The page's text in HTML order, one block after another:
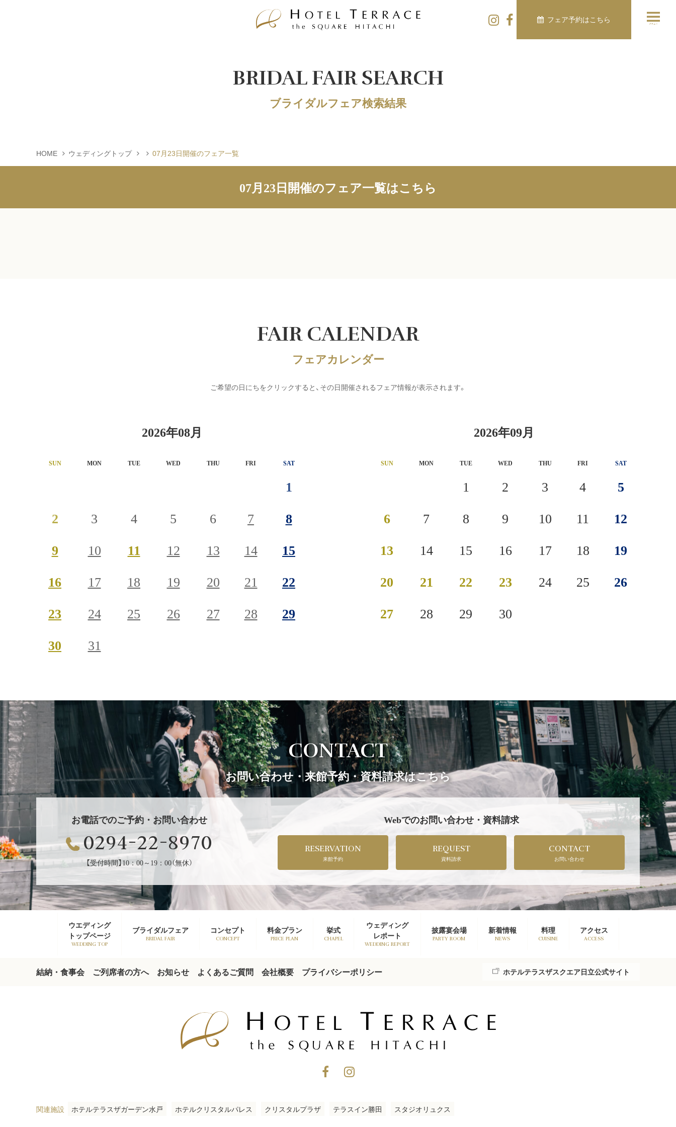
フェア予約はこちら
BRIDAL FAIR SEARCH
ブライダルフェア検索結果
HOME ウェディングトップ 07月23日開催のフェア一覧
07月23日開催のフェア一覧はこちら
FAIR CALENDAR
フェアカレンダー
ご希望の日にちをクリックすると、その日開催されるフェア情報が表示されます。
2026年08月
SUN MON TUE WED THU FRI SAT
1
2
3 4 5 6 7
8
9
10 11 12 13 14
15
16
17 18 19 20 21
22
23
24 25 26 27 28
29
30
31
2026年09月
SUN MON TUE WED THU FRI SAT
1 2 3 4
5
6
7 8 9 10 11
12
13
14 15 16 17 18
19
20
21 22 23 24 25
26
27
28 29 30
CONTACT
お問い合わせ・来館予約・資料請求はこちら
お電話でのご予約・お問い合わせ
0294-22-8970
【受付時間】10：00～19：00（無休）
Webでのお問い合わせ・資料請求
RESERVATION
来館予約
REQUEST
資料請求
CONTACT
お問い合わせ
ウエディング
トップページ
WEDDING TOP
ブライダルフェア
BRIDAL FAIR
コンセプト
CONCEPT
料金プラン
PRICE PLAN
挙式
CHAPEL
ウェディング
レポート
WEDDING REPORT
披露宴会場
PARTY ROOM
新着情報
NEWS
料理
CUISINE
アクセス
ACCESS
結納・食事会 ご列席者の方へ お知らせ よくあるご質問 会社概要 プライバシーポリシー ホテルテラスザスクエア日立公式サイト
関連施設 ホテルテラスザガーデン水戸 ホテルクリスタルパレス クリスタルプラザ テラスイン勝田 スタジオリュクス